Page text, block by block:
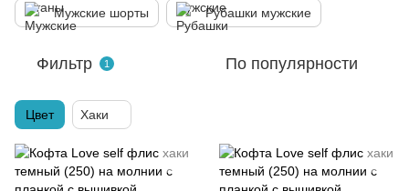
Мужские шорты Рубашки мужские
Фильтр 1 По популярности
Цвет Хаки